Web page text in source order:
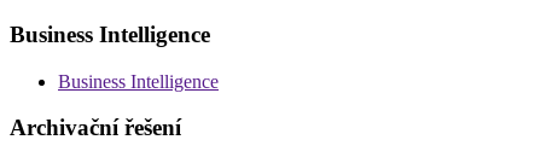
Business Intelligence
Business Intelligence
Archivační řešení